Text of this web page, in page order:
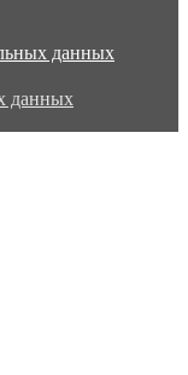
данных
данных